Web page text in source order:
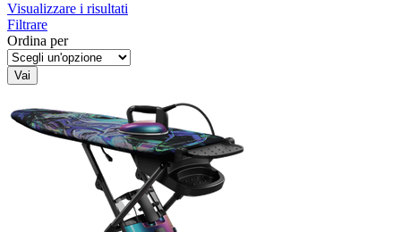
Visualizzare i risultati
Filtrare
Ordina per
Vai